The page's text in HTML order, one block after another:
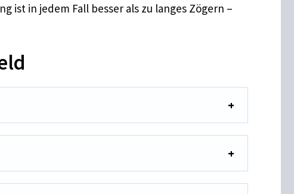
ist in jedem Fall besser als zu langes Zögern –